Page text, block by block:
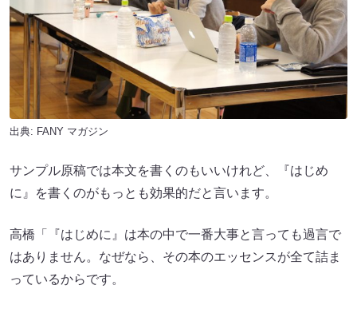
出典: FANY マガジン
サンプル原稿では本文を書くのもいいけれど、『はじめ
に』を書くのがもっとも効果的だと言います。
高橋「『はじめに』は本の中で一番大事と言っても過言で
はありません。なぜなら、その本のエッセンスが全て詰ま
っているからです。